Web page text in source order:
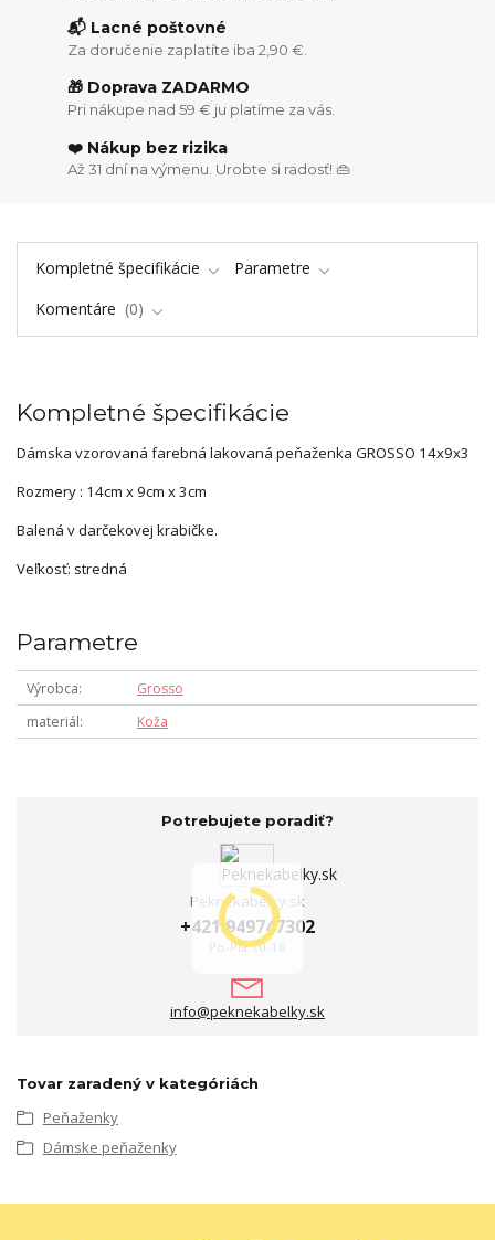
📬 Lacné poštovné
Za doručenie zaplatíte iba 2,90 €.
🎁 Doprava ZADARMO
Pri nákupe nad 59 € ju platíme za vás.
❤️ Nákup bez rizika
Až 31 dní na výmenu. Urobte si radosť! 👜
Kompletné špecifikácie
Parametre
Komentáre
0
Kompletné špecifikácie
Dámska vzorovaná farebná lakovaná peňaženka GROSSO 14x9x3
Rozmery : 14cm x 9cm x 3cm
Balená v darčekovej krabičke.
Veľkosť: stredná
Parametre
Výrobca
Grosso
materiál
Koža
Potrebujete poradiť?
Peknekabelky.sk
+421 949747302
Po-Pia 10-16
info@peknekabelky.sk
Tovar zaradený v kategóriách
Peňaženky
Dámske peňaženky